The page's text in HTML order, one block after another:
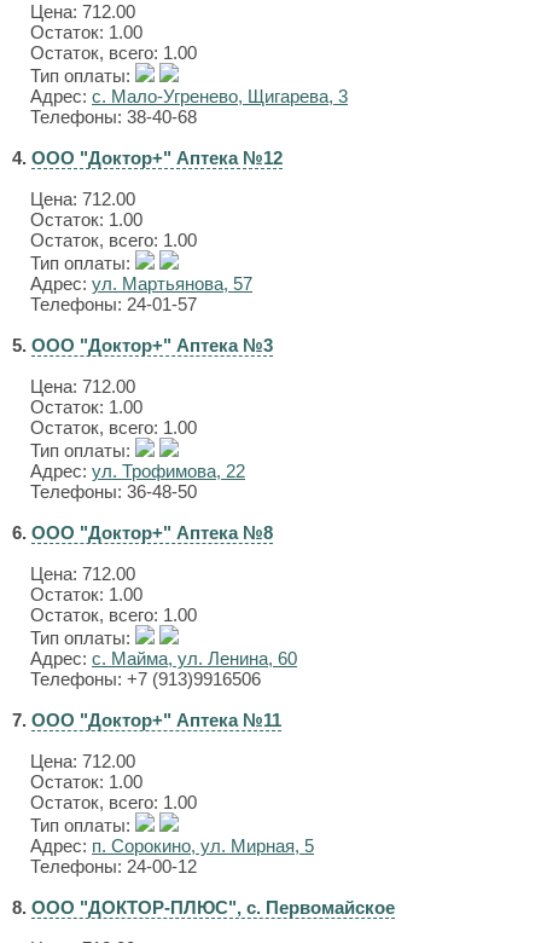
Цена: 712.00
Остаток: 1.00
Остаток, всего: 1.00
Тип оплаты:
Адрес: с. Мало-Угренево, Щигарева, 3
Телефоны: 38-40-68
4. ООО "Доктор+" Аптека №12
Цена: 712.00
Остаток: 1.00
Остаток, всего: 1.00
Тип оплаты:
Адрес: ул. Мартьянова, 57
Телефоны: 24-01-57
5. ООО "Доктор+" Аптека №3
Цена: 712.00
Остаток: 1.00
Остаток, всего: 1.00
Тип оплаты:
Адрес: ул. Трофимова, 22
Телефоны: 36-48-50
6. ООО "Доктор+" Аптека №8
Цена: 712.00
Остаток: 1.00
Остаток, всего: 1.00
Тип оплаты:
Адрес: с. Майма, ул. Ленина, 60
Телефоны: +7 (913)9916506
7. ООО "Доктор+" Аптека №11
Цена: 712.00
Остаток: 1.00
Остаток, всего: 1.00
Тип оплаты:
Адрес: п. Сорокино, ул. Мирная, 5
Телефоны: 24-00-12
8. ООО "ДОКТОР-ПЛЮС", с. Первомайское